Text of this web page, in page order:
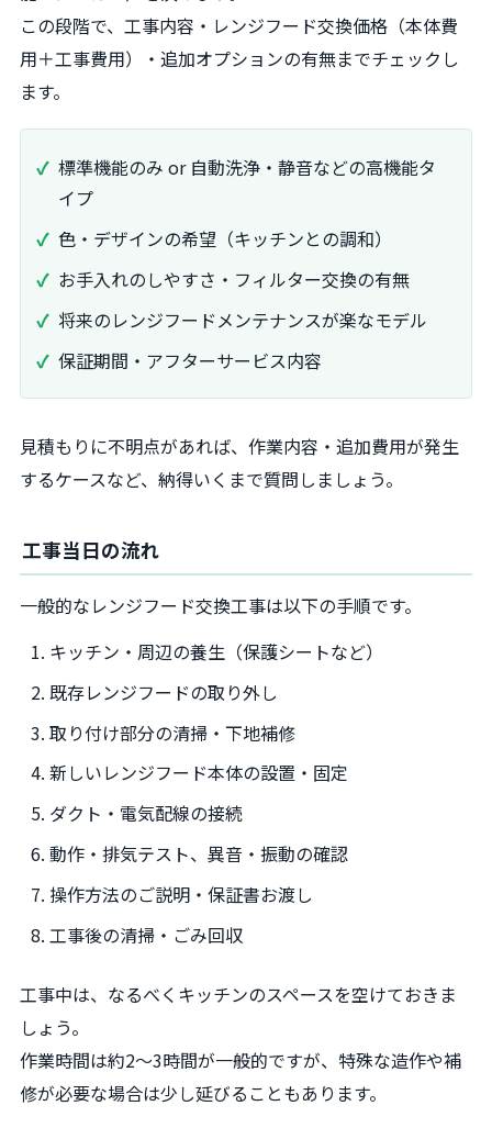
この段階で、工事内容・レンジフード交換価格（本体費
用＋工事費用）・追加オプションの有無までチェックし
ます。
標準機能のみ or 自動洗浄・静音などの高機能タ
イプ
色・デザインの希望（キッチンとの調和）
お手入れのしやすさ・フィルター交換の有無
将来のレンジフードメンテナンスが楽なモデル
保証期間・アフターサービス内容
見積もりに不明点があれば、作業内容・追加費用が発生
するケースなど、納得いくまで質問しましょう。
工事当日の流れ
一般的なレンジフード交換工事は以下の手順です。
キッチン・周辺の養生（保護シートなど）
既存レンジフードの取り外し
取り付け部分の清掃・下地補修
新しいレンジフード本体の設置・固定
ダクト・電気配線の接続
動作・排気テスト、異音・振動の確認
操作方法のご説明・保証書お渡し
工事後の清掃・ごみ回収
工事中は、なるべくキッチンのスペースを空けておきま
しょう。
作業時間は約2〜3時間が一般的ですが、特殊な造作や補
修が必要な場合は少し延びることもあります。